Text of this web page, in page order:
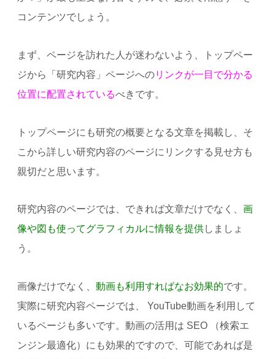
コンテンツでしょう。
まず、ページを訪れた人が迷わないよう、トップペー
ジから「研究内容」ページへのリンクが一目で分かる
位置に配置されているべきです。
トップページにも研究の概要となる文章を掲載し、そ
こから詳しい研究内容のページにリンクする見せ方も
親切だと思います。
研究内容のページでは、できれば文章だけでなく、 画
像や図も使ってグラフィカルに情報を提供しましょ
う。
画像だけでなく、 動画も利用すればなお効果的です。
実際に研究内容ページでは、 YouTube動画を利用して
いるページも多いです。動画の活用は SEO （検索エ
ンジン最適化）にも効果的ですので、可能であれば是